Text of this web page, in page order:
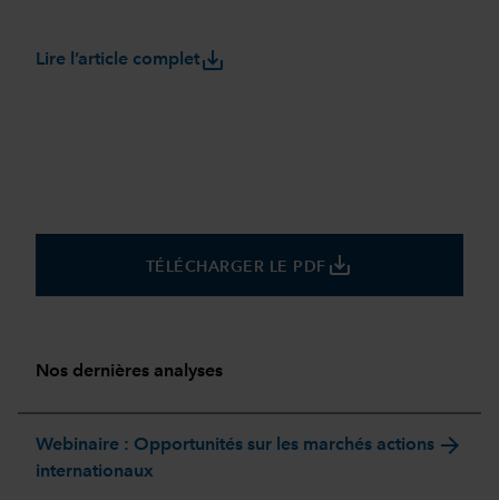
Lire l’article completsave_alt
TÉLÉCHARGER LE PDF save_alt
Nos dernières analyses
Webinaire : Opportunités sur les marchés actions
internationaux
arrow_forward